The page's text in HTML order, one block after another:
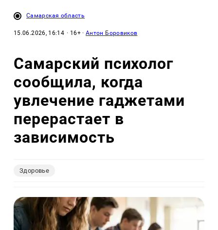
Самарская область
15.06.2026, 16:14 · 16+ ·Антон Боровиков
Самарский психолог
сообщила, когда
увлечение гаджетами
перерастает в
зависимость
Здоровье